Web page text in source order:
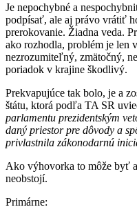
Je nepochybné a
podpísať, ale aj právo vrátiť
prerokovanie. Žiadna veda.
ako rozhodla, problém je len
nezrozumiteľný, zmätočný,
poriadok v krajine škodlivý.
Prekvapujúce tak bolo, je a
štátu, ktorá podľa TA SR
parlamentu prezidentským
daný priestor pre dôvody a
privlastnila zákonodarnú
Ako výhovorka to môže byť
neobstojí.
Primárne: